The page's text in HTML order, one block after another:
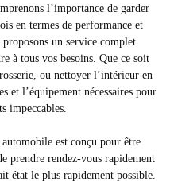
l’importance de garder
en termes de performance et
proposons un service complet
à tous vos besoins. Que ce soit
ou nettoyer l’intérieur en
et l’équipement nécessaires pour
impeccables.
est conçu pour être
prendre rendez-vous rapidement
état le plus rapidement possible.